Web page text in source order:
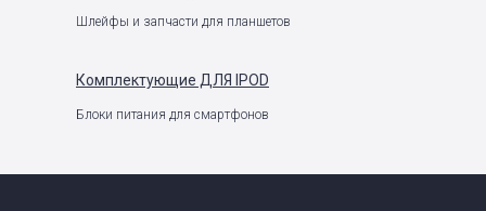
Шлейфы и запчасти для планшетов
Комплектующие ДЛЯ IPOD
Блоки питания для смартфонов